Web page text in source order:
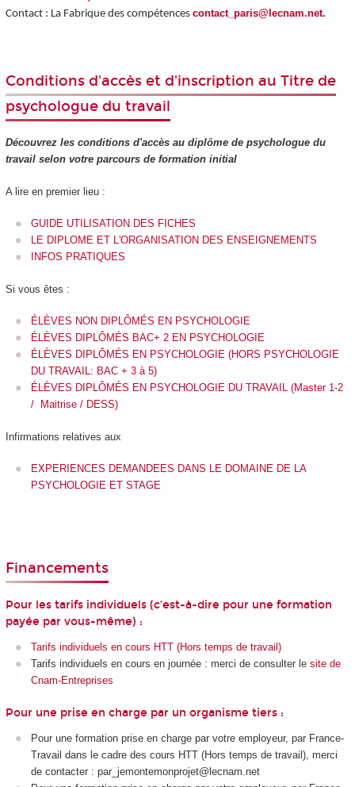
Contact : La Fabrique des compétences contact_paris@lecnam.net.
Conditions d'accès et d'inscription au Titre de
psychologue du travail
Découvrez les conditions d'accès au diplôme de psychologue du
travail selon votre parcours de formation initial
A lire en premier lieu :
GUIDE UTILISATION DES FICHES
LE DIPLOME ET L'ORGANISATION DES ENSEIGNEMENTS
INFOS PRATIQUES
Si vous êtes :
ÉLÈVES NON DIPLÔMÉS EN PSYCHOLOGIE
ÉLÈVES DIPLÔMÉS BAC+ 2 EN PSYCHOLOGIE
ÉLÈVES DIPLÔMÉS EN PSYCHOLOGIE (HORS PSYCHOLOGIE
DU TRAVAIL: BAC + 3 à 5)
ÉLÈVES DIPLÔMÉS EN PSYCHOLOGIE DU TRAVAIL (Master 1-2
/ Maitrise / DESS)
Infirmations relatives aux
EXPERIENCES DEMANDEES DANS LE DOMAINE DE LA
PSYCHOLOGIE ET STAGE
Financements
Pour les tarifs individuels (c’est-à-dire pour une formation
payée par vous-même) :
Tarifs individuels en cours HTT (Hors temps de travail)
Tarifs individuels en cours en journée : merci de consulter le site de
Cnam-Entreprises
Pour une prise en charge par un organisme tiers :
Pour une formation prise en charge par votre employeur, par France-
Travail dans le cadre des cours HTT (Hors temps de travail), merci
de contacter : par_jemontemonprojet@lecnam.net